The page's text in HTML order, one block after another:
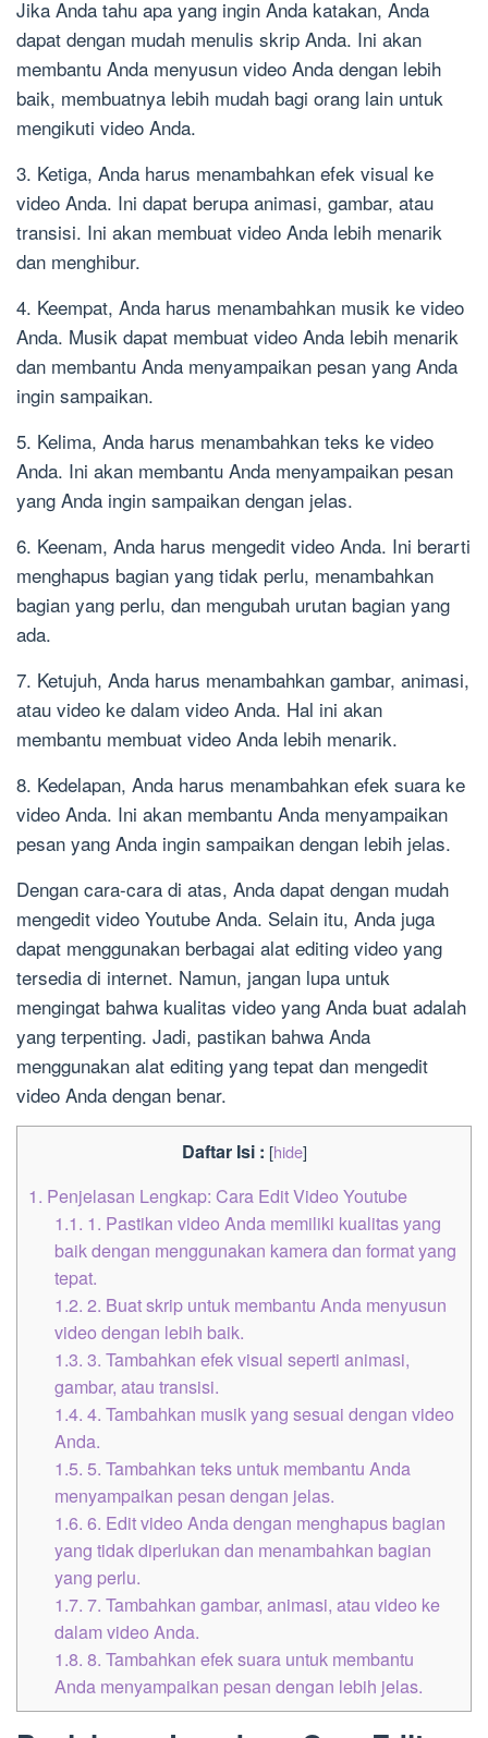
Jika Anda tahu apa yang ingin Anda katakan, Anda
dapat dengan mudah menulis skrip Anda. Ini akan
membantu Anda menyusun video Anda dengan lebih
baik, membuatnya lebih mudah bagi orang lain untuk
mengikuti video Anda.
3. Ketiga, Anda harus menambahkan efek visual ke
video Anda. Ini dapat berupa animasi, gambar, atau
transisi. Ini akan membuat video Anda lebih menarik
dan menghibur.
4. Keempat, Anda harus menambahkan musik ke video
Anda. Musik dapat membuat video Anda lebih menarik
dan membantu Anda menyampaikan pesan yang Anda
ingin sampaikan.
5. Kelima, Anda harus menambahkan teks ke video
Anda. Ini akan membantu Anda menyampaikan pesan
yang Anda ingin sampaikan dengan jelas.
6. Keenam, Anda harus mengedit video Anda. Ini berarti
menghapus bagian yang tidak perlu, menambahkan
bagian yang perlu, dan mengubah urutan bagian yang
ada.
7. Ketujuh, Anda harus menambahkan gambar, animasi,
atau video ke dalam video Anda. Hal ini akan
membantu membuat video Anda lebih menarik.
8. Kedelapan, Anda harus menambahkan efek suara ke
video Anda. Ini akan membantu Anda menyampaikan
pesan yang Anda ingin sampaikan dengan lebih jelas.
Dengan cara-cara di atas, Anda dapat dengan mudah
mengedit video Youtube Anda. Selain itu, Anda juga
dapat menggunakan berbagai alat editing video yang
tersedia di internet. Namun, jangan lupa untuk
mengingat bahwa kualitas video yang Anda buat adalah
yang terpenting. Jadi, pastikan bahwa Anda
menggunakan alat editing yang tepat dan mengedit
video Anda dengan benar.
Daftar Isi : [hide]
1. Penjelasan Lengkap: Cara Edit Video Youtube
1.1. 1. Pastikan video Anda memiliki kualitas yang
baik dengan menggunakan kamera dan format yang
tepat.
1.2. 2. Buat skrip untuk membantu Anda menyusun
video dengan lebih baik.
1.3. 3. Tambahkan efek visual seperti animasi,
gambar, atau transisi.
1.4. 4. Tambahkan musik yang sesuai dengan video
Anda.
1.5. 5. Tambahkan teks untuk membantu Anda
menyampaikan pesan dengan jelas.
1.6. 6. Edit video Anda dengan menghapus bagian
yang tidak diperlukan dan menambahkan bagian
yang perlu.
1.7. 7. Tambahkan gambar, animasi, atau video ke
dalam video Anda.
1.8. 8. Tambahkan efek suara untuk membantu
Anda menyampaikan pesan dengan lebih jelas.